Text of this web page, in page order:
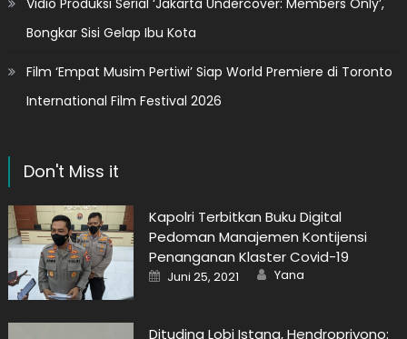
Vidio Produksi Serial ‘Jakarta Undercover: Members Only’,
Bongkar Sisi Gelap Ibu Kota
Film ‘Empat Musim Pertiwi’ Siap World Premiere di Toronto
International Film Festival 2026
Don't Miss it
Kapolri Terbitkan Buku Digital
Pedoman Manajemen Kontijensi
Penanganan Klaster Covid-19
Posted
on
Juni 25, 2021 Author
Yana
Dituding Lobi Istana, Hendropriyono: